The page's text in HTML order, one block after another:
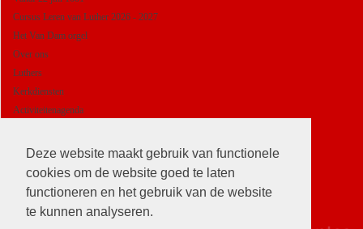
Deze website maakt gebruik van functionele
cookies om de website goed te laten
functioneren en het gebruik van de website
te kunnen analyseren.
Cursus Leren van Luther 2026 - 2027
Het Van Dam orgel
Over ons
Luthers
Kerkdiensten
Activiteitenagenda